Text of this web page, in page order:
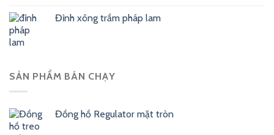
Đỉnh xông trầm pháp lam
SẢN PHẨM BÁN CHẠY
Đồng hồ Regulator mặt tròn